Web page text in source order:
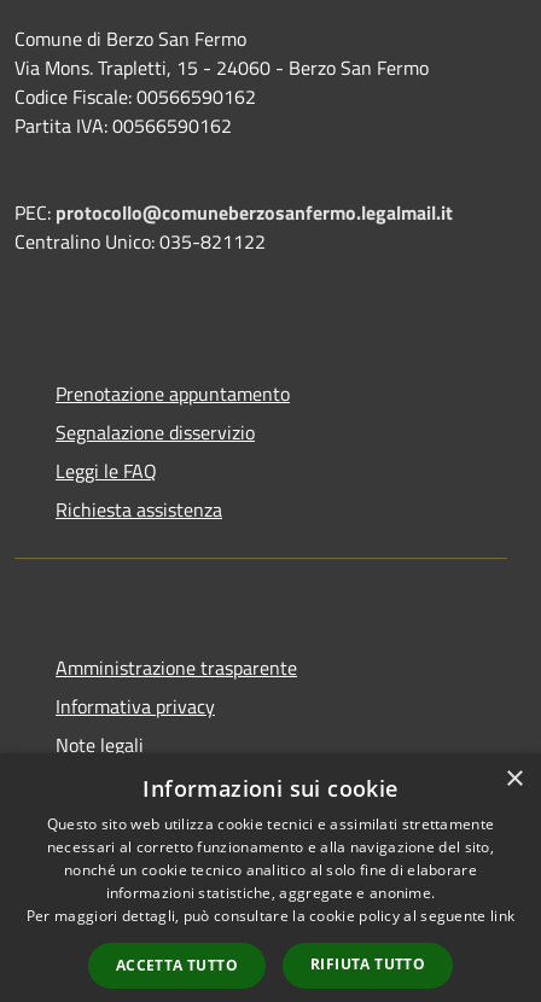
Comune di Berzo San Fermo
Via Mons. Trapletti, 15 - 24060 - Berzo San Fermo
Codice Fiscale: 00566590162
Partita IVA: 00566590162
PEC: protocollo@comuneberzosanfermo.legalmail.it
Centralino Unico: 035-821122
Prenotazione appuntamento
Segnalazione disservizio
Leggi le FAQ
Richiesta assistenza
Amministrazione trasparente
Informativa privacy
Note legali
Dichiarazione di accessibilità
RSS
Accessibilità
Copyright © 2026 • Comune di
Municipium•
Accesso
redazione
×
Informazioni sui cookie
Questo sito web utilizza cookie tecnici e assimilati strettamente
necessari al corretto funzionamento e alla navigazione del sito,
nonché un cookie tecnico analitico al solo fine di elaborare
informazioni statistiche, aggregate e anonime.
Per maggiori dettagli, può consultare la cookie policy al seguente link
ACCETTA TUTTO RIFIUTA TUTTO